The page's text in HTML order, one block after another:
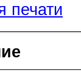
печати